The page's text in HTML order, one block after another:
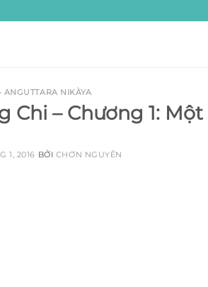
NIKÀYA
Chi – Chương 1:
1, 2016 BỞI CHƠN NGUYÊN